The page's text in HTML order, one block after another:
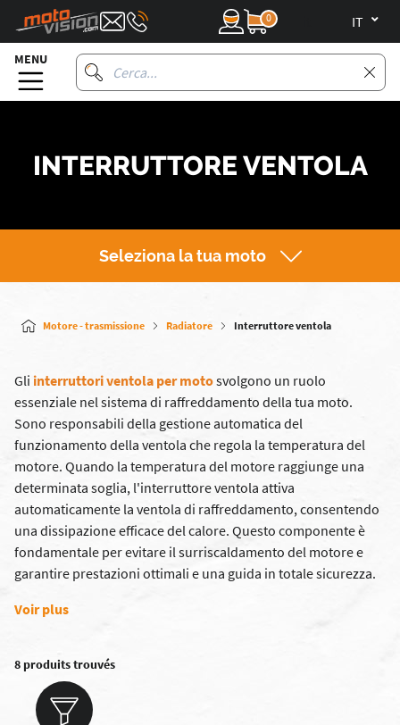
0
MENU
INTERRUTTORE VENTOLA
Seleziona la tua moto
Motore - trasmissione Radiatore Interruttore ventola
Gli interruttori ventola per motosvolgono un ruolo
essenziale nel sistema di raffreddamento della tua moto.
Sono responsabili della gestione automatica del
funzionamento della ventola che regola la temperatura del
motore. Quando la temperatura del motore raggiunge una
determinata soglia, l'interruttore ventola attiva
automaticamente la ventola di raffreddamento, consentendo
una dissipazione efficace del calore. Questo componente è
fondamentale per evitare il surriscaldamento del motore e
garantire prestazioni ottimali e una guida in totale sicurezza.
Voir plus
8 produits trouvés